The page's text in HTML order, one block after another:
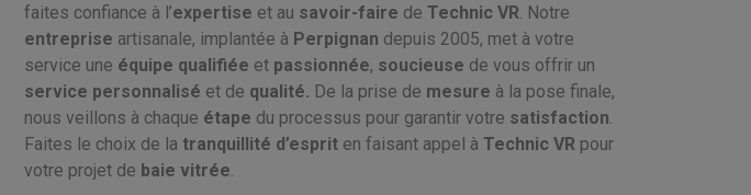
faites confiance à l’expertise et au savoir-faire de Technic VR . Notre
entreprise artisanale, implantée à Perpignan depuis 2005, met à votre
service une équipe qualifiée et passionnée, soucieuse de vous offrir un
service personnalisé et de qualité. De la prise de mesure à la pose finale,
nous veillons à chaque étape du processus pour garantir votre satisfaction
Faites le choix de la tranquillité d’esprit en faisant appel à Technic VR pour
votre projet de baie vitrée